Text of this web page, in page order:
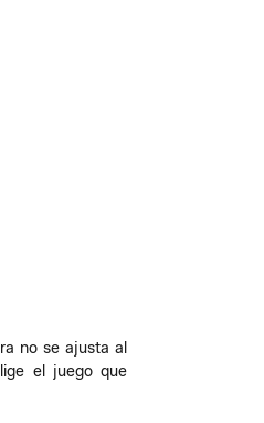
no se ajusta al
el juego que